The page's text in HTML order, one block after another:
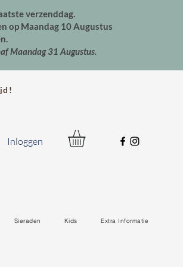
verzenddag.
op Maandag 10 Augustus
Maandag 31 Augustus.
Inloggen
Sieraden Kids Extra Informatie